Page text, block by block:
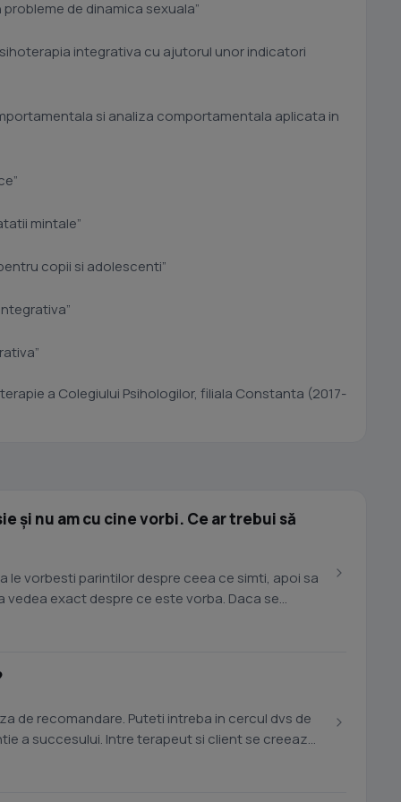
de dinamica sexuala”
integrativa cu ajutorul unor indicatori
si analiza comportamentala aplicata in
mintale”
copii si adolescenti”
a Colegiului Psihologilor, filiala Constanta (2017-
și nu am cu cine vorbi. Ce ar trebui să
le vorbesti parintilor despre ceea ce simti, apoi sa
vedea exact despre ce este vorba. Daca se
de recomandare. Puteti intreba in cercul dvs de
a succesului. Intre terapeut si client se creeaza